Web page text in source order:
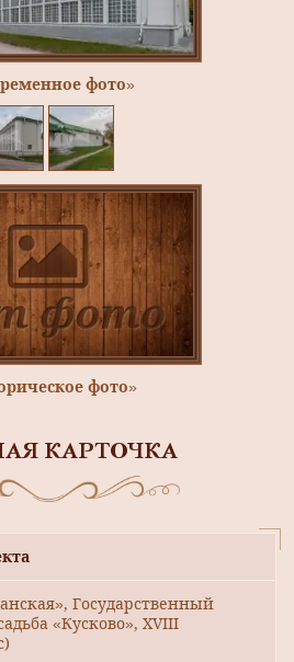
фото»
фото»
КАРТОЧКА
Государственный
«Кусково», XVIII